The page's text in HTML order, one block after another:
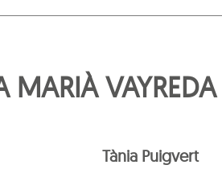
MARIÀ VAYREDA
Tània Puigvert